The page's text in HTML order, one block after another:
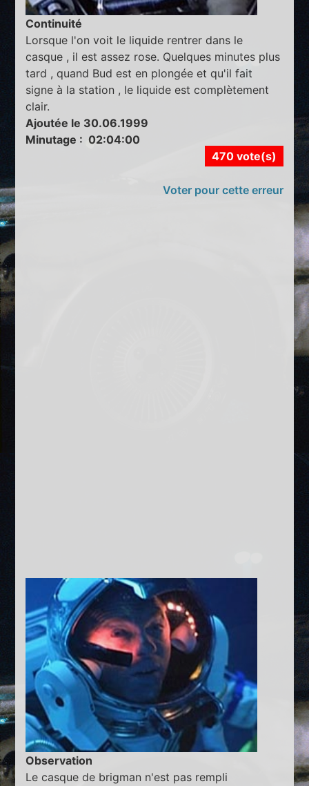
Continuité
Lorsque l'on voit le liquide rentrer dans le
casque , il est assez rose. Quelques minutes plus
tard , quand Bud est en plongée et qu'il fait
signe à la station , le liquide est complètement
clair.
Ajoutée le 30.06.1999
Minutage : 02:04:00
470 vote(s)
Voter pour cette erreur
Observation
Le casque de brigman n'est pas rempli